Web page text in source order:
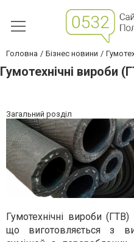
Головна Бізнес новини
Гумотехнічні вироби
Загальний розділ
Гумотехнічні вироби
що виготовляється з